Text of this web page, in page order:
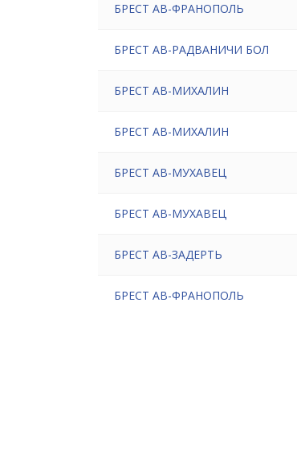
БРЕСТ АВ-ФРАНОПОЛЬ
БРЕСТ АВ-РАДВАНИЧИ БОЛ
БРЕСТ АВ-МИХАЛИН
БРЕСТ АВ-МИХАЛИН
БРЕСТ АВ-МУХАВЕЦ
БРЕСТ АВ-МУХАВЕЦ
БРЕСТ АВ-ЗАДЕРТЬ
БРЕСТ АВ-ФРАНОПОЛЬ